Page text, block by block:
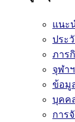
แนะ
ประ
ภาร
จุฬา
ข้อมู
บุคค
การ